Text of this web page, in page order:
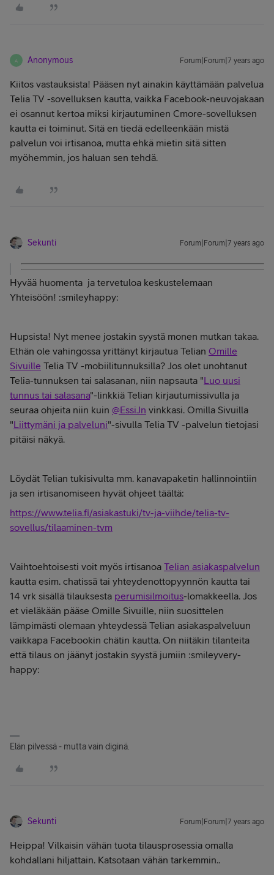
A Anonymous Forum|Forum|7 years ago
Kiitos vastauksista! Pääsen nyt ainakin käyttämään palvelua
Telia TV -sovelluksen kautta, vaikka Facebook-neuvojakaan
ei osannut kertoa miksi kirjautuminen Cmore-sovelluksen
kautta ei toiminut. Sitä en tiedä edelleenkään mistä
palvelun voi irtisanoa, mutta ehkä mietin sitä sitten
myöhemmin, jos haluan sen tehdä.
Sekunti Forum|Forum|7 years ago
Hyvää huomenta ja tervetuloa keskustelemaan
Yhteisöön! :smileyhappy:
Hupsista! Nyt menee jostakin syystä monen mutkan takaa.
Ethän ole vahingossa yrittänyt kirjautua Telian Omille
Sivuille Telia TV -mobiilitunnuksilla? Jos olet unohtanut
Telia-tunnuksen tai salasanan, niin napsauta "Luo uusi
tunnus tai salasana"-linkkiä Telian kirjautumissivulla ja
seuraa ohjeita niin kuin @EssiJn vinkkasi. Omilla Sivuilla
"Liittymäni ja palveluni"-sivulla Telia TV -palvelun tietojasi
pitäisi näkyä.
Löydät Telian tukisivulta mm. kanavapaketin hallinnointiin
ja sen irtisanomiseen hyvät ohjeet täältä:
https://www.telia.fi/asiakastuki/tv-ja-viihde/telia-tv-
sovellus/tilaaminen-tvm
Vaihtoehtoisesti voit myös irtisanoa Telian asiakaspalvelun
kautta esim. chatissä tai yhteydenottopyynnön kautta tai
14 vrk sisällä tilauksesta perumisilmoitus-lomakkeella. Jos
et vieläkään pääse Omille Sivuille, niin suosittelen
lämpimästi olemaan yhteydessä Telian asiakaspalveluun
vaikkapa Facebookin chätin kautta. On niitäkin tilanteita
että tilaus on jäänyt jostakin syystä jumiin :smileyvery-
happy:
Elän pilvessä - mutta vain diginä.
Sekunti Forum|Forum|7 years ago
Heippa! Vilkaisin vähän tuota tilausprosessia omalla
kohdallani hiljattain. Katsotaan vähän tarkemmin..